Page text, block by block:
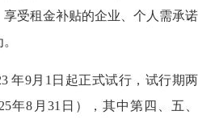
受租金补贴的企业、个人需承诺
9月1日起正式试行，试行期两
年8月31日），其中第四、五、